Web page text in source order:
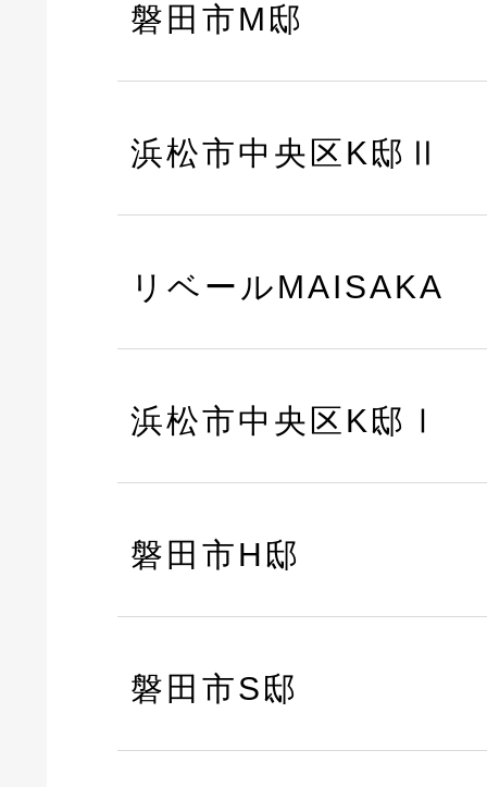
磐田市M邸
浜松市中央区K邸Ⅱ
リベールMAISAKA
浜松市中央区K邸Ⅰ
磐田市H邸
磐田市S邸